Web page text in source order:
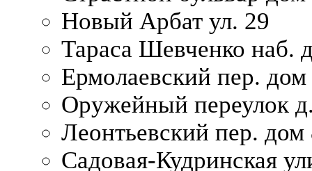
Новый Арбат ул. 29
Тараса Шевченко наб.
Ермолаевский пер. дом
Оружейный переулок
Леонтьевский пер. дом
Садовая-Кудринская